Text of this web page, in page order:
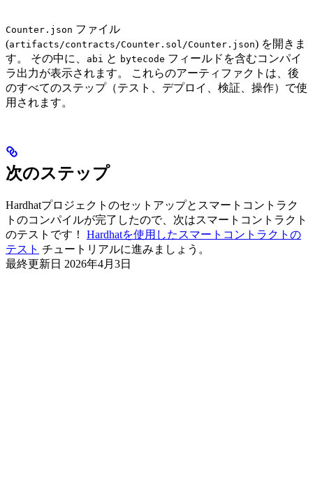
Counter.json ファイル
(artifacts/contracts/Counter.sol/Counter.json) を開きま
す。 その中に、
abi と bytecode フィールドを含むコンパイ
ラ出力が表示されます。 これらのアーティファクトは、後
のすべてのステップ（テスト、デプロイ、検証、操作）で使
用されます。
次のステップ
Hardhatプロジェクトのセットアップとスマートコントラク
トのコンパイルが完了したので、次はスマートコントラクト
のテストです！ Hardhatを使用したスマートコントラクトの
テスト チュートリアルに進みましょう。
最終更新日 2026年4月3日